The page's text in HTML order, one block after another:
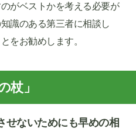
がベストかを考える必要が
識のある第三者に相談し
をお勧めします。
杖」
せないためにも早めの相